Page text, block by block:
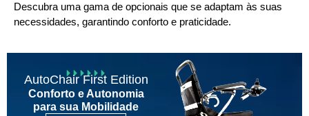
Descubra uma gama de opcionais que se adaptam às suas
necessidades, garantindo conforto e praticidade.
AutoChair First Edition
Conforto e Autonomia
para sua Mobilidade